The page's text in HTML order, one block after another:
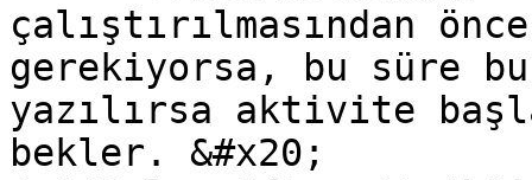
çalıştırılmasından
gerekiyorsa, bu süre
yazılırsa aktivite
bekler. &#x20;